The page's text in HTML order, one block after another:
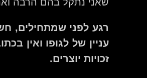
רגע לפני שמתחילים,
עניין של לגופו ואין
זכויות יוצרים.